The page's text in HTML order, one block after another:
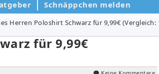
Schnäppchen melden
Herren Poloshirt Schwarz für 9,99€ (Vergleich:
für 9,99€